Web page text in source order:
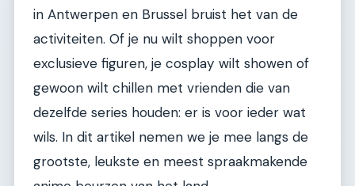
in Antwerpen en Brussel bruist het van de
activiteiten. Of je nu wilt shoppen voor
exclusieve figuren, je cosplay wilt showen of
gewoon wilt chillen met vrienden die van
dezelfde series houden: er is voor ieder wat
wils. In dit artikel nemen we je mee langs de
grootste, leukste en meest spraakmakende